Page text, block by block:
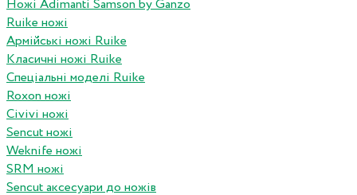
Ножі Adimanti Samson by Ganzo
Ruike ножі
Армійські ножі Ruike
Класичні ножі Ruike
Спеціальні моделі Ruike
Roxon ножi
Civivi ножі
Sencut ножі
Weknife ножі
SRM ножі
Sencut аксесуари до ножів